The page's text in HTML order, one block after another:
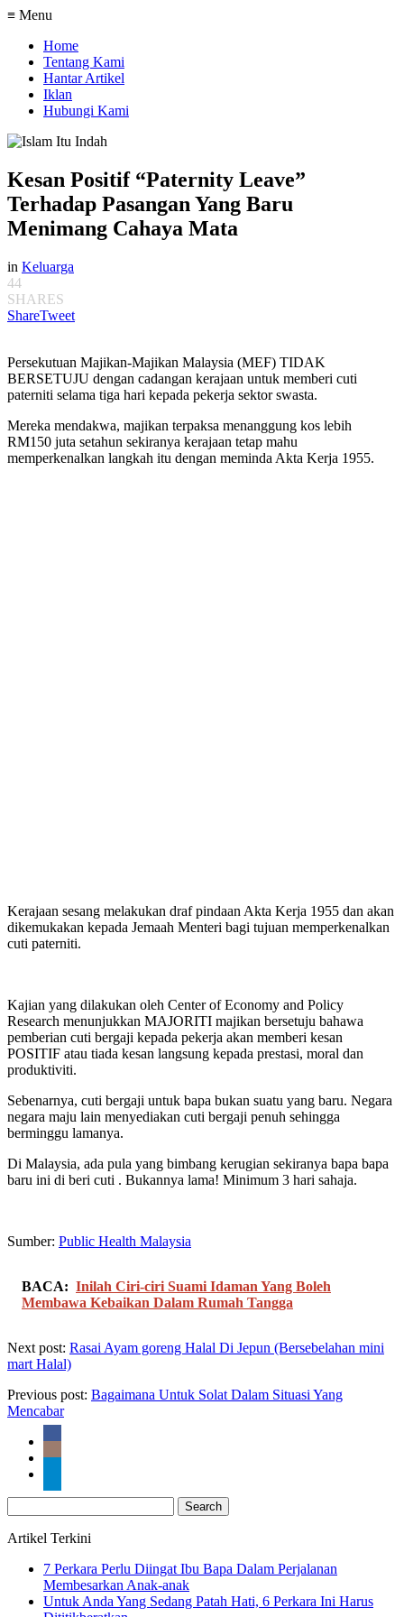
≡ Menu
Home
Tentang Kami
Hantar Artikel
Iklan
Hubungi Kami
Kesan Positif “Paternity Leave”
Terhadap Pasangan Yang Baru
Menimang Cahaya Mata
in Keluarga
44
SHARES
ShareTweet
Persekutuan Majikan-Majikan Malaysia (MEF) TIDAK
BERSETUJU dengan cadangan kerajaan untuk memberi cuti
paterniti selama tiga hari kepada pekerja sektor swasta.
Mereka mendakwa, majikan terpaksa menanggung kos lebih
RM150 juta setahun sekiranya kerajaan tetap mahu
memperkenalkan langkah itu dengan meminda Akta Kerja 1955.
Kerajaan sesang melakukan draf pindaan Akta Kerja 1955 dan akan
dikemukakan kepada Jemaah Menteri bagi tujuan memperkenalkan
cuti paterniti.
Kajian yang dilakukan oleh Center of Economy and Policy
Research menunjukkan MAJORITI majikan bersetuju bahawa
pemberian cuti bergaji kepada pekerja akan memberi kesan
POSITIF atau tiada kesan langsung kepada prestasi, moral dan
produktiviti.
Sebenarnya, cuti bergaji untuk bapa bukan suatu yang baru. Negara
negara maju lain menyediakan cuti bergaji penuh sehingga
berminggu lamanya.
Di Malaysia, ada pula yang bimbang kerugian sekiranya bapa bapa
baru ini di beri cuti . Bukannya lama! Minimum 3 hari sahaja.
Sumber: Public Health Malaysia
BACA: Inilah Ciri-ciri Suami Idaman Yang Boleh
Membawa Kebaikan Dalam Rumah Tangga
Next post: Rasai Ayam goreng Halal Di Jepun (Bersebelahan mini
mart Halal)
Previous post: Bagaimana Untuk Solat Dalam Situasi Yang
Mencabar
for:
Artikel Terkini
7 Perkara Perlu Diingat Ibu Bapa Dalam Perjalanan
Membesarkan Anak-anak
Untuk Anda Yang Sedang Patah Hati, 6 Perkara Ini Harus